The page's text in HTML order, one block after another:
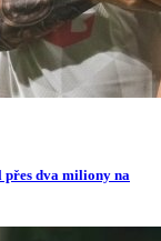
přes dva miliony na